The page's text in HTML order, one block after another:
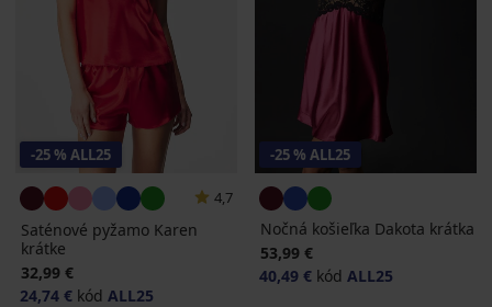
-25 % ALL25
4,7
Saténové pyžamo Karen
krátke
32,99 €
24,74 € kód ALL25
-25 % ALL25
Nočná košieľka Dakota krátka
53,99 €
40,49 € kód ALL25